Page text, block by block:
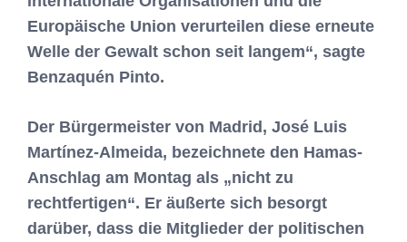
Europäische Union verurteilen diese erneute
Welle der Gewalt schon seit langem“, sagte
Benzaquén Pinto.
Der Bürgermeister von Madrid, José Luis
Martínez-Almeida, bezeichnete den Hamas-
Anschlag am Montag als „nicht zu
rechtfertigen“. Er äußerte sich besorgt
darüber, dass die Mitglieder der politischen